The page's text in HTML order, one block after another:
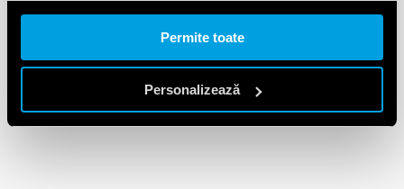
Permite toate
Personalizează